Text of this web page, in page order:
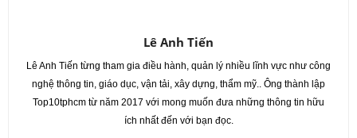
Lê Anh Tiến
Lê Anh Tiến từng tham gia điều hành, quản lý nhiều lĩnh vực như công
nghệ thông tin, giáo dục, vận tải, xây dựng, thẩm mỹ.. Ông thành lập
Top10tphcm từ năm 2017 với mong muốn đưa những thông tin hữu
ích nhất đến với bạn đọc.